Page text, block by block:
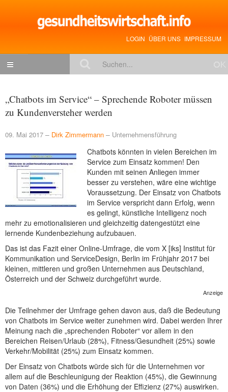
LOGIN ÜBER UNS IMPRESSUM
Gesundheitspolitik
Medizin & Pharma
Gesundheit
Jobs & Karriere
Mitglieder-Beiträge
NEUER BEITRAG
„Chatbots im Service“ – Sprechende Roboter müssen
zu Kundenversteher werden
09. Mai 2017 Dirk Zimmermann Unternehmensführung
Chatbots könnten in vielen Bereichen im
Service zum Einsatz kommen! Den
Kunden mit seinen Anliegen immer
besser zu verstehen, wäre eine wichtige
Voraussetzung. Der Einsatz von Chatbots
im Service verspricht dann Erfolg, wenn
es gelingt, künstliche Intelligenz noch
mehr zu emotionalisieren und gleichzeitig datengestützt eine
lernende Kundenbeziehung aufzubauen.
Das ist das Fazit einer Online-Umfrage, die vom X [iks] Institut für
Kommunikation und ServiceDesign, Berlin im Frühjahr 2017 bei
kleinen, mittleren und großen Unternehmen aus Deutschland,
Österreich und der Schweiz durchgeführt wurde.
Anzeige
Die Teilnehmer der Umfrage gehen davon aus, daß die Bedeutung
von Chatbots im Service weiter zunehmen wird. Dabei werden Ihrer
Meinung nach die „sprechenden Roboter“ vor allem in den
Bereichen Reisen/Urlaub (28%), Fitness/Gesundheit (25%) sowie
Verkehr/Mobilität (25%) zum Einsatz kommen.
Der Einsatz von Chatbots würde sich für die Unternehmen vor
allem auf die Beschleunigung der Reaktion (45%), die Gewinnung
von Daten (36%) und die Erhöhung der Effizienz (27%) auswirken.